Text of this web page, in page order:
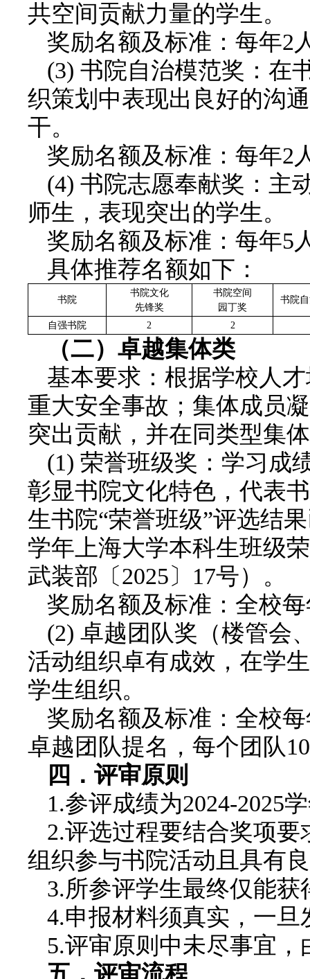
共空间贡献力量的学生。
奖励名额及标准：每年2
(3) 书院自治模范奖：在
织策划中表现出良好的沟
干。
奖励名额及标准：每年2
(4) 书院志愿奉献奖：主
师生，表现突出的学生。
奖励名额及标准：每年5
具体推荐名额如下：
书院
书院文化
先锋奖
书院空间
园丁奖
书院
自强书院 2 2
（二） 卓越集体类
基本要求：根据学校人
重大安全事故；集体成员
突出贡献，并在同类型集
(1) 荣誉班级奖：学习成
彰显书院文化特色，代表
生书院“荣誉班级”评选结
学年上海大学本科生班级
武装部〔2025〕17号）。
奖励名额及标准：全校
(2) 卓越团队奖（楼管会
活动组织卓有成效，在学
学生组织。
奖励名额及标准：全校
卓越团队提名，每个团队
四． 评审原则
1.参评成绩为2024-2025
2.评选过程要结合奖项
组织参与书院活动且具有
3.所参评学生最终仅能
4.申报材料须真实，一
5.评审原则中未尽事宜
五．评审流程